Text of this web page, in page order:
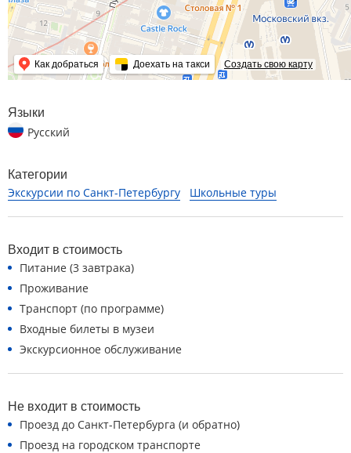
Как добраться Доехать на такси Создать свою карту
Языки
Русский
Категории
Экскурсии по Санкт-Петербургу Школьные туры
Входит в стоимость
Питание (3 завтрака)
Проживание
Транспорт (по программе)
Входные билеты в музеи
Экскурсионное обслуживание
Не входит в стоимость
Проезд до Санкт-Петербурга (и обратно)
Проезд на городском транспорте